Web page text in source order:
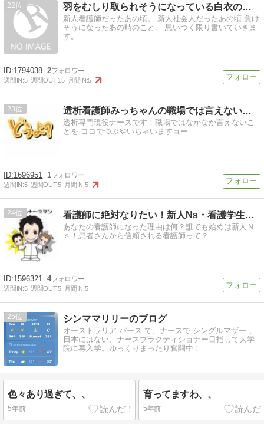
22 羽をむしり取られそうになっている白衣の天使へ
新人看護師だったあの頃。 新人社会人だったあの頃 負け
そうになったあの時のこと。 思いつく限り書いていきま
す。
1794038 2
週間IN:5 週間OUT:15 月間IN:5
23 透析看護師みっちゃんの職場では言えないけどぉ
透析専門現役ナースです！職場ではなかなか言えないこ
とを ココでつぶやいちゃいますョー
1696951 1
週間IN:5 週間OUT:5 月間IN:5
24 看護師に絶対なりたい！新人Ns・看護学生の悩み
あなたの看護師になった理由は何？誰でも始めは新人Ｎ
ｓ！患者さんから信頼される看護師って？
1596321 4
週間IN:5 週間OUT:5 月間IN:5
25 シンママリリーのブログ
オーストラリア パース で、ナースで シングルマザー 、
日本にはない、ナースプラクティショナー目指して大学
院に再入学。ゆっくりまったり奮闘中！
色々あり過ぎて、、
5年前
育ってますわ、、
5年前